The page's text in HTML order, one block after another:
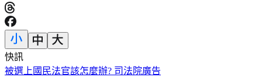
快訊
IU無預警召喚前男友 韓網替「她」心疼：很不舒服